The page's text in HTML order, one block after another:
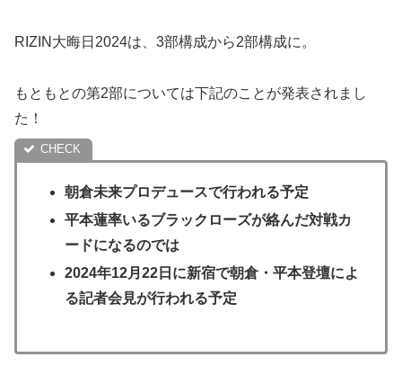
RIZIN大晦日2024は、3部構成から2部構成に。
もともとの第2部については下記のことが発表されまし
た！
朝倉未来プロデュースで行われる予定
平本蓮率いるブラックローズが絡んだ対戦カ
ードになるのでは
2024年12月22日に新宿で朝倉・平本登壇によ
る記者会見が行われる予定